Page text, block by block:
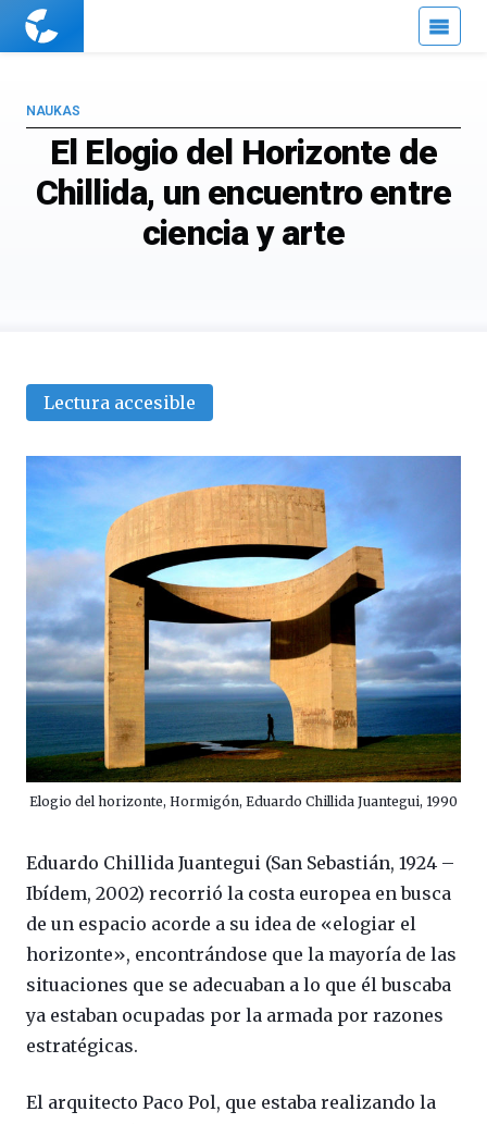
Cuaderno
El Elogio del Horizonte de
Chillida, un encuentro entre
ciencia y arte
NAUKAS
Lectura accesible
Elogio del horizonte, Hormigón, Eduardo Chillida Juantegui, 1990
Eduardo Chillida Juantegui (San Sebastián, 1924 –
Ibídem, 2002) recorrió la costa europea en busca
de un espacio acorde a su idea de «elogiar el
horizonte», encontrándose que la mayoría de las
situaciones que se adecuaban a lo que él buscaba
ya estaban ocupadas por la armada por razones
estratégicas.
El arquitecto Paco Pol, que estaba realizando la